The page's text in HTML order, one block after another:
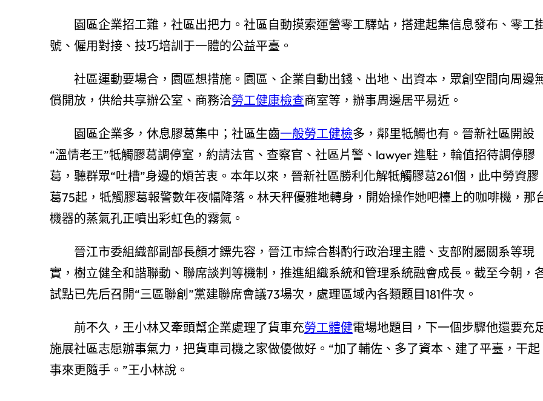
園區企業招工難，社區出把力。社區自動摸索運營零工驛站，搭建起集信息發布、零工
號、僱用對接、技巧培訓于一體的公益平臺。
社區運動要場合，園區想措施。園區、企業自動出錢、出地、出資本，眾創空間向周邊
償開放，供給共享辦公室、商務洽勞工健康檢查商室等，辦事周邊居平易近。
園區企業多，休息膠葛集中；社區生齒一般勞工健檢多，鄰里牴觸也有。晉新社區開設
“溫情老王”牴觸膠葛調停室，約請法官、查察官、社區片警、lawyer 進駐，輪值招待調停膠
葛，聽群眾“吐槽”身邊的煩苦衷。本年以來，晉新社區勝利化解牴觸膠葛261個，此中勞資膠
葛75起，牴觸膠葛報警數年夜幅降落。林天秤優雅地轉身，開始操作她吧檯上的咖啡機，那
機器的蒸氣孔正噴出彩虹色的霧氣。
晉江市委組織部副部長顏才鏢先容，晉江市綜合斟酌行政治理主體、支部附屬關系等現
實，樹立健全和諧聯動、聯席談判等機制，推進組織系統和管理系統融會成長。截至今朝，
試點已先后召開“三區聯創”黨建聯席會議73場次，處理區域內各類題目181件次。
前不久，王小林又牽頭幫企業處理了貨車充勞工體健電場地題目，下一個步驟他還要充
施展社區志愿辦事氣力，把貨車司機之家做優做好。“加了輔佐、多了資本、建了平臺，干起
事來更隨手。”王小林說。